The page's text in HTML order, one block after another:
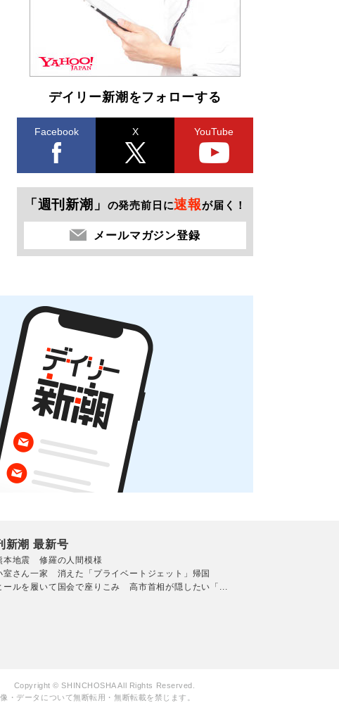
デイリー新潮をフォローする
Facebook X YouTube
「週刊新潮」 の発売前日に速報が届く！
メールマガジン登録
新潮 最新号
本地震 修羅の人間模様
室さん一家 消えた「プライベートジェット」帰国
ールを履いて国会で座りこみ 高市首相が隠したい「...
Copyright © SHINCHOSHA All Rights Reserved.
・データについて無断転用・無断転載を禁じます。